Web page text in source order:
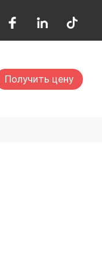
Получить цену